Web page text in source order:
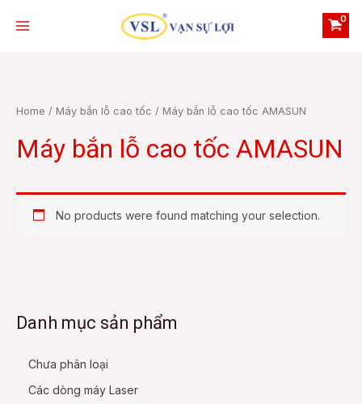
Danh mục sản phẩm
Chưa phân loại
Các dòng máy Laser
Home / Máy bắn lỗ cao tốc / Máy bắn lỗ cao tốc AMASUN
Máy bắn lỗ cao tốc AMASUN
No products were found matching your selection.